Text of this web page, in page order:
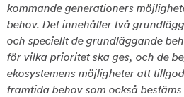
kommande generationers
behov. Det innehåller två
och speciellt de grundläggande
för vilka prioritet ska ges, och de
ekosystemens möjligheter att
framtida behov som också